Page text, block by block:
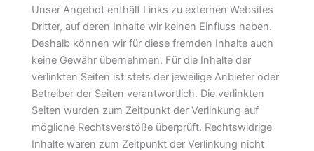
Unser Angebot enthält Links zu externen Websites
Dritter, auf deren Inhalte wir keinen Einfluss haben.
Deshalb können wir für diese fremden Inhalte auch
keine Gewähr übernehmen. Für die Inhalte der
verlinkten Seiten ist stets der jeweilige Anbieter oder
Betreiber der Seiten verantwortlich. Die verlinkten
Seiten wurden zum Zeitpunkt der Verlinkung auf
mögliche Rechtsverstöße überprüft. Rechtswidrige
Inhalte waren zum Zeitpunkt der Verlinkung nicht